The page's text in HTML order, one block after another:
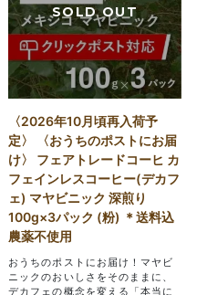
〈2026年10月頃再入荷予
定〉 〈おうちのポストにお届
け〉 フェアトレードコーヒ カ
フェインレスコーヒー(デカフ
ェ) マヤビニック 深煎り
100g×3パック (粉) ＊送料込
農薬不使用
おうちのポストにお届け！マヤビ
ニックのおいしさをそのままに、
デカフェの概念を変える「本当に